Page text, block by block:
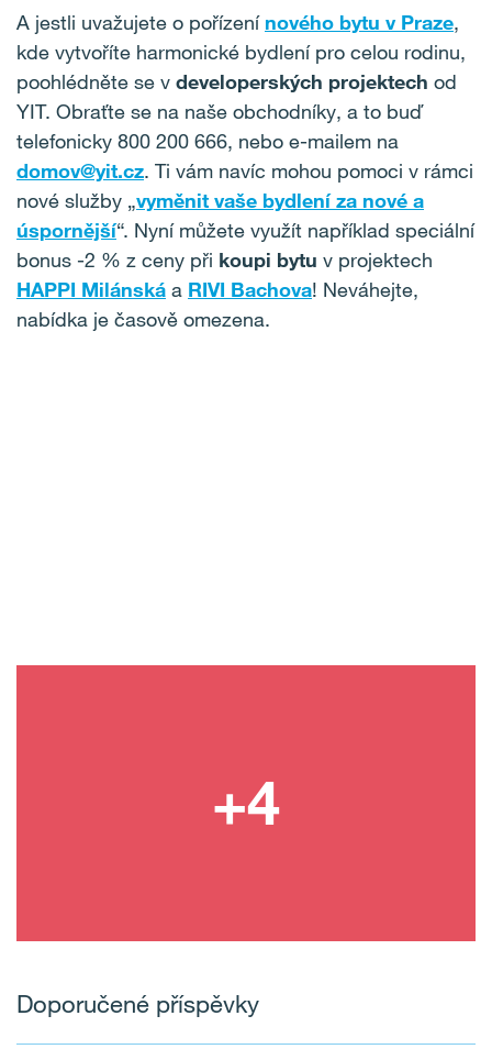
A jestli uvažujete o pořízení nového bytu v Praze,
kde vytvoříte harmonické bydlení pro celou rodinu,
poohlédněte se v developerských projektech od
YIT. Obraťte se na naše obchodníky, a to buď
telefonicky 800 200 666, nebo e-mailem na
domov@yit.cz. Ti vám navíc mohou pomoci v rámci
nové služby „vyměnit vaše bydlení za nové a
úspornější“. Nyní můžete využít například speciální
bonus -2 % z ceny při koupi bytu v projektech
HAPPI Milánská a RIVI Bachova! Neváhejte,
nabídka je časově omezena.
Doporučené příspěvky